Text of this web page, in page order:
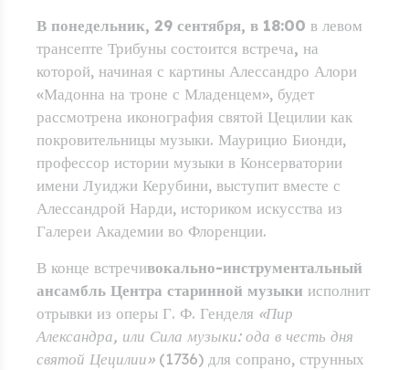
В понедельник, 29 сентября, в 18:00 в левом
трансепте Трибуны состоится встреча, на
которой, начиная с картины Алессандро Алори
«Мадонна на троне с Младенцем», будет
рассмотрена иконография святой Цецилии как
покровительницы музыки. Маурицио Бионди,
профессор истории музыки в Консерватории
имени Луиджи Керубини, выступит вместе с
Алессандрой Нарди, историком искусства из
Галереи Академии во Флоренции.
В конце встречивокально-инструментальный
ансамбль Центра старинной музыки исполнит
отрывки из оперы Г. Ф. Генделя «Пир
Александра, или Сила музыки: ода в честь дня
святой Цецилии»(1736) для сопрано, струнных